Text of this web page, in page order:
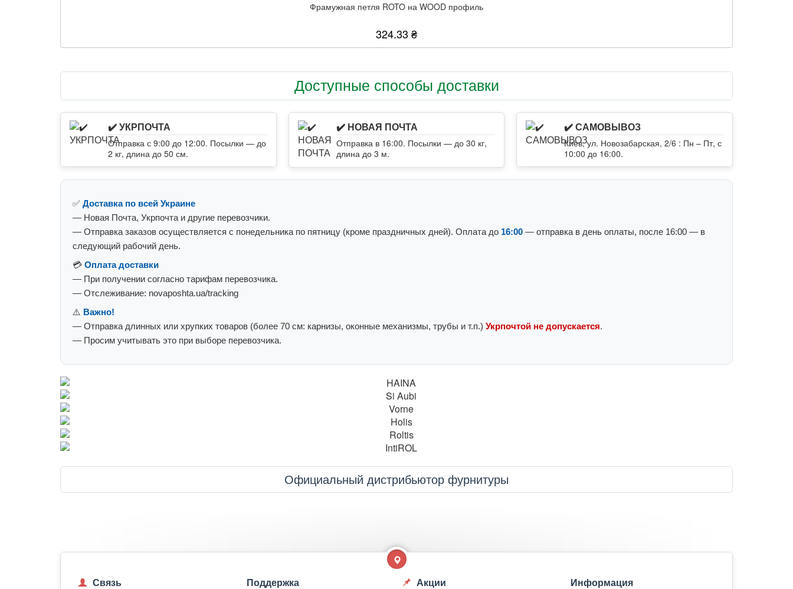
Фрамужная петля ROTO на WOOD профиль
324.33 ₴
Доступные способы доставки
✔️ УКРПОЧТА
Отправка с 9:00 до 12:00. Посылки — до
2 кг, длина до 50 см.
✔️ НОВАЯ ПОЧТА
Отправка в 16:00. Посылки — до 30 кг,
длина до 3 м.
✔️ САМОВЫВОЗ
Киев, ул. Новозабарская, 2/6 : Пн – Пт, с
10:00 до 16:00.
✅ Доставка по всей Украине
— Новая Почта, Укрпочта и другие перевозчики.
— Отправка заказов осуществляется с понедельника по пятницу (кроме праздничных дней). Оплата до 16:00 — отправка в день оплаты, после 16:00 — в
следующий рабочий день.
💳 Оплата доставки
— При получении согласно тарифам перевозчика.
— Отслеживание: novaposhta.ua/tracking
⚠️ Важно!
— Отправка длинных или хрупких товаров (более 70 см: карнизы, оконные механизмы, трубы и т.п.) Укрпочтой не допускается.
— Просим учитывать это при выборе перевозчика.
Официальный дистрибьютор фурнитуры
Связь Поддержка Акции Информация